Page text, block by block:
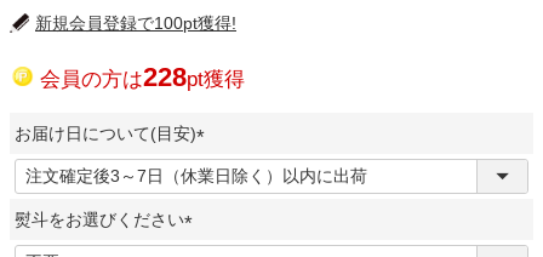
新規会員登録で100pt獲得!
会員の方は228pt獲得
お届け日について(目安)
(
必
)
熨斗をお選びください